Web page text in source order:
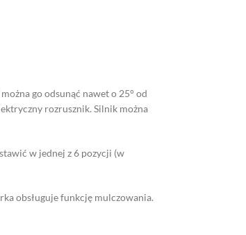
go odsunąć nawet o 25° od
rozrusznik. Silnik można
w jednej z 6 pozycji (w
obsługuje funkcję mulczowania.